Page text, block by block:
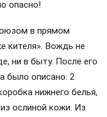
опасно!
в прямом
кителя». Вождь не
ни в быту. После его
было описано: 2
нижнего белья,
ослиной кожи. Из